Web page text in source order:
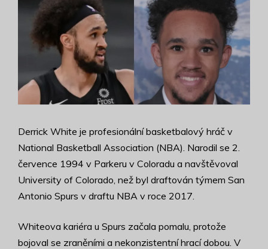
Derrick White je profesionální basketbalový hráč v
National Basketball Association (NBA). Narodil se 2.
července 1994 v Parkeru v Coloradu a navštěvoval
University of Colorado, než byl draftován týmem San
Antonio Spurs v draftu NBA v roce 2017.
Whiteova kariéra u Spurs začala pomalu, protože
bojoval se zraněními a nekonzistentní hrací dobou. V